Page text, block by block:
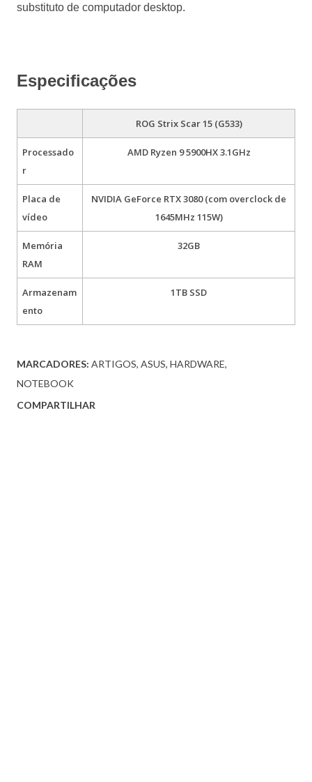
substituto de computador desktop.
Especificações
ROG Strix Scar 15 (G533)
Processado
r
AMD Ryzen 9 5900HX 3.1GHz
Placa de
vídeo
NVIDIA GeForce RTX 3080 (com overclock de
1645MHz 115W)
Memória
RAM
32GB
Armazenam
ento
1TB SSD
MARCADORES: ARTIGOS ASUS HARDWARE
NOTEBOOK
COMPARTILHAR